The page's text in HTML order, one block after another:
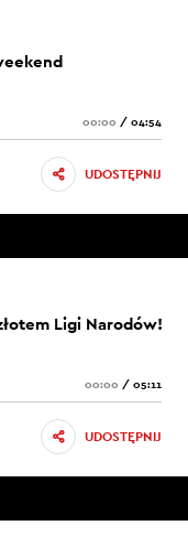
00:00 / 04:54
UDOSTĘPNIJ
Ligi Narodów!
00:00 / 05:11
UDOSTĘPNIJ